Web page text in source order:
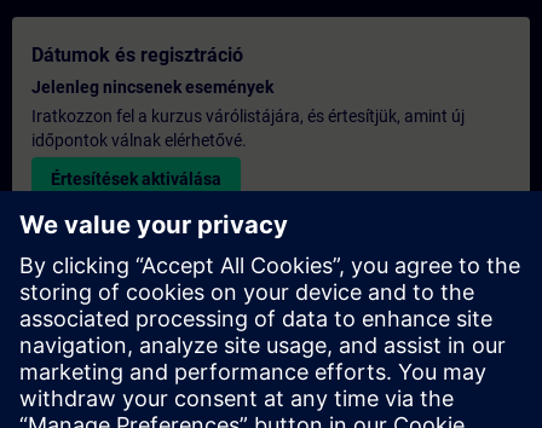
Dátumok és regisztráció
Jelenleg nincsenek események
Iratkozzon fel a kurzus várólistájára, és értesítjük, amint új
időpontok válnak elérhetővé.
Értesítések aktiválása
Egyedi árajánlat
Ha szüksége van a képzésre vonatkozó általános listaáras
árajánlatra – például a beszerzési osztály számára –, kérjük,
kattintson az alábbi linkre. Először meg kell adnia néhány
személyes adatot, majd ezt követően e-mailben elküldjük Önnek
az árajánlatot.